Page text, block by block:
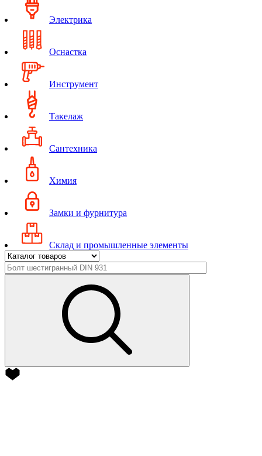
Электрика
Оснастка
Инструмент
Такелаж
Сантехника
Химия
Замки и фурнитура
Склад и промышленные элементы